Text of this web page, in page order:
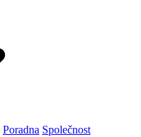
Poradna Společnost